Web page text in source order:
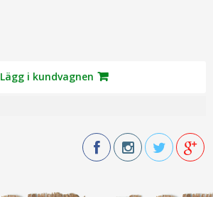
Lägg i kundvagnen